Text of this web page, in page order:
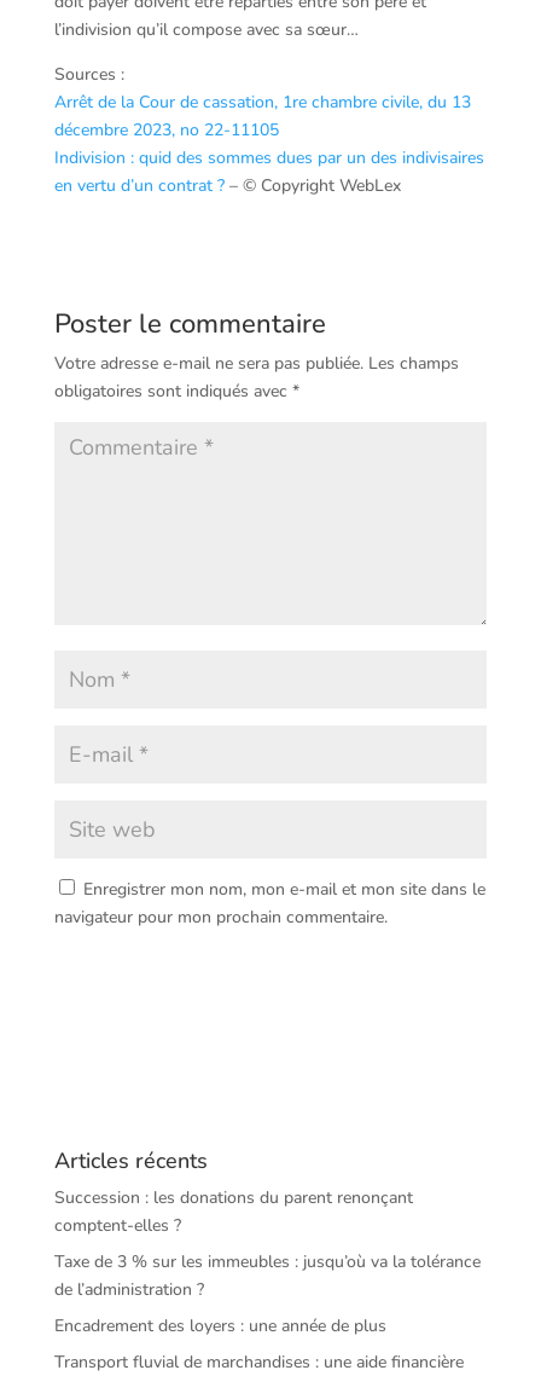
l’indivision qu’il compose avec sa sœur…
Sources :
Arrêt de la Cour de cassation, 1re chambre civile, du 13
décembre 2023, no 22-11105
Indivision : quid des sommes dues par un des indivisaires
en vertu d’un contrat ?– © Copyright WebLex
Poster le commentaire
Votre adresse e-mail ne sera pas publiée. Les champs
obligatoires sont indiqués avec *
Enregistrer mon nom, mon e-mail et mon site dans le
navigateur pour mon prochain commentaire.
Articles récents
Succession : les donations du parent renonçant
comptent-elles ?
Taxe de 3 % sur les immeubles : jusqu’où va la tolérance
de l’administration ?
Encadrement des loyers : une année de plus
Transport fluvial de marchandises : une aide financière